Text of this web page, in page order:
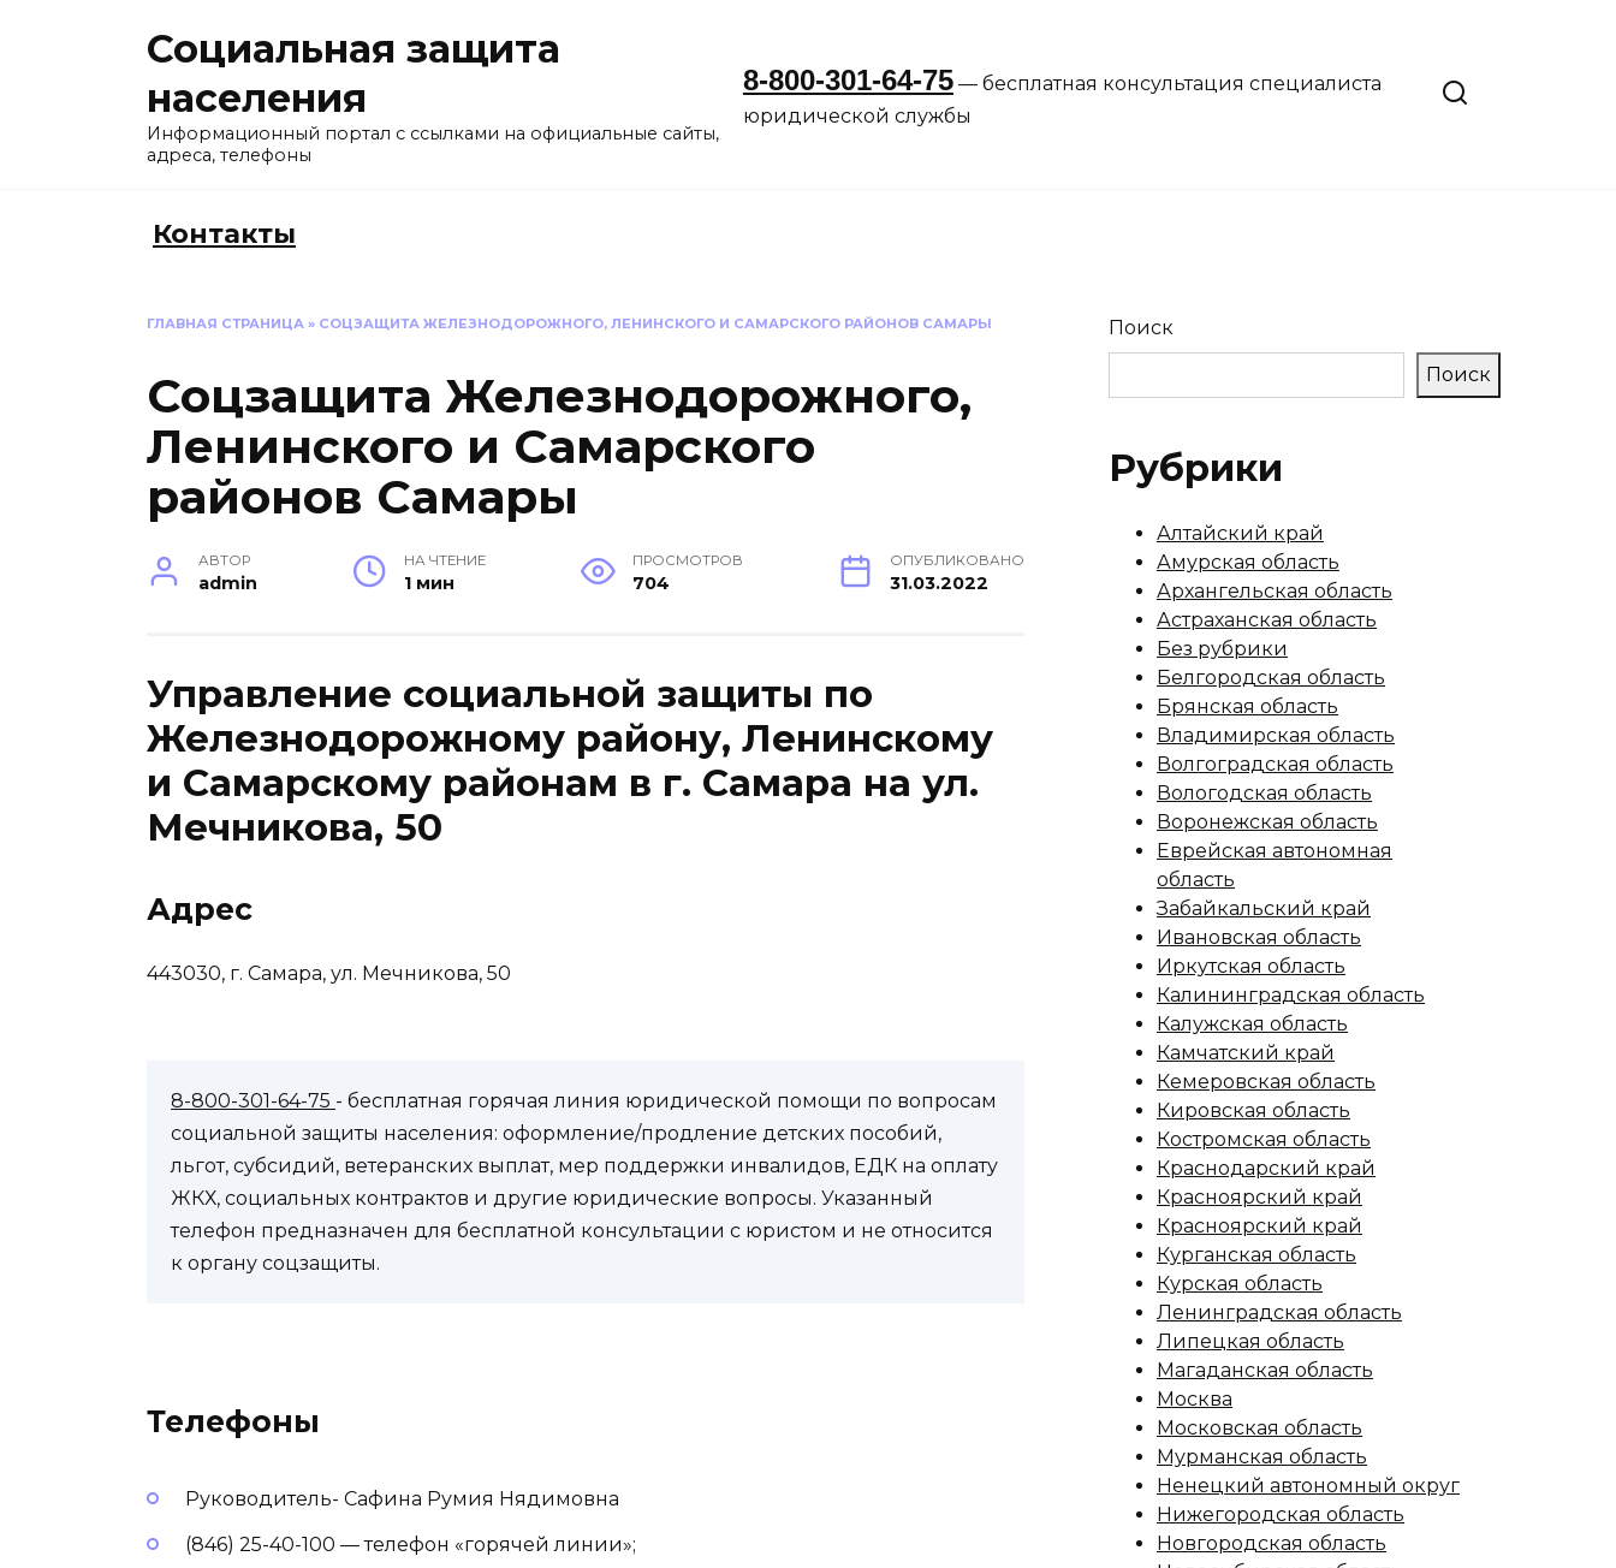
Социальная защита
населения
Информационный портал с ссылками на официальные сайты,
адреса, телефоны
8-800-301-64-75— бесплатная консультация специалиста
юридической службы
Контакты
ГЛАВНАЯ СТРАНИЦА » СОЦЗАЩИТА ЖЕЛЕЗНОДОРОЖНОГО, ЛЕНИНСКОГО И САМАРСКОГО РАЙОНОВ САМАРЫ
Соцзащита Железнодорожного,
Ленинского и Самарского
районов Самары
АВТОР
admin
НА ЧТЕНИЕ
1 мин
ПРОСМОТРОВ
704
ОПУБЛИКОВАНО
31.03.2022
Управление социальной защиты по
Железнодорожному району, Ленинскому
и Самарскому районам в г. Самара на ул.
Мечникова, 50
Адрес
443030, г. Самара, ул. Мечникова, 50
8-800-301-64-75 - бесплатная горячая линия юридической помощи по вопросам
социальной защиты населения: оформление/продление детских пособий,
льгот, субсидий, ветеранских выплат, мер поддержки инвалидов, ЕДК на оплату
ЖКХ, социальных контрактов и другие юридические вопросы. Указанный
телефон предназначен для бесплатной консультации с юристом и не относится
к органу соцзащиты.
Телефоны
Руководитель- Сафина Румия Нядимовна
(846) 25-40-100 — телефон «горячей линии»;
Поиск
Поиск
Рубрики
Алтайский край
Амурская область
Архангельская область
Астраханская область
Без рубрики
Белгородская область
Брянская область
Владимирская область
Волгоградская область
Вологодская область
Воронежская область
Еврейская автономная
область
Забайкальский край
Ивановская область
Иркутская область
Калининградская область
Калужская область
Камчатский край
Кемеровская область
Кировская область
Костромская область
Краснодарский край
Красноярский край
Красноярский край
Курганская область
Курская область
Ленинградская область
Липецкая область
Магаданская область
Москва
Московская область
Мурманская область
Ненецкий автономный округ
Нижегородская область
Новгородская область